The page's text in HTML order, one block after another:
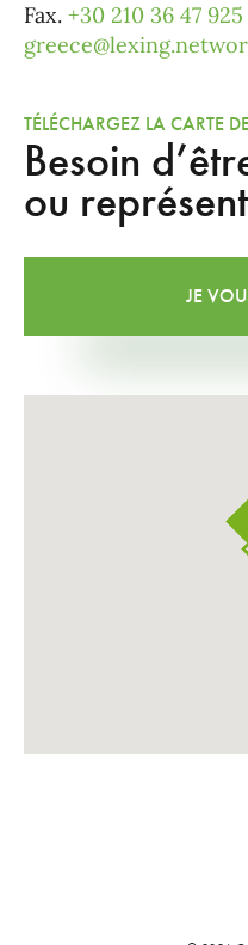
Besoin
ou
JE
Fax. +30 210 36 47 925
TÉLÉCHARGEZ LA CARTE